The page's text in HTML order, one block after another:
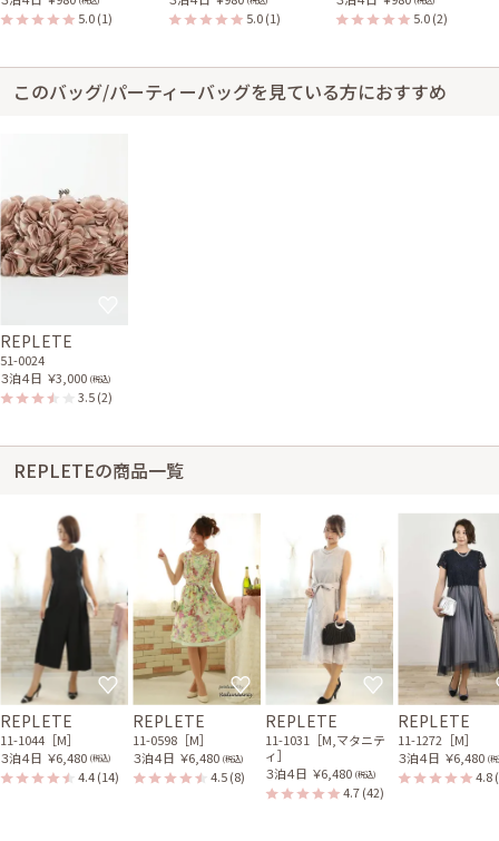
5.0(1) 5.0(1) 5.0(2)
このバッグ/パーティーバッグを見ている方におすすめ
REPLETE
51-0024
３泊４日 ￥3,000 (税込)
3.5(2)
REPLETEの商品一覧
REPLETE
11-1044［M］
３泊４日 ￥6,480 (税込)
4.4(14)
REPLETE
11-0598［M］
３泊４日 ￥6,480 (税込)
4.5(8)
REPLETE
11-1031［M,マタニテ
ィ］
３泊４日 ￥6,480 (税込)
4.7(42)
REPLETE
11-1272［M］
３泊４日 ￥6,480 (
4.8